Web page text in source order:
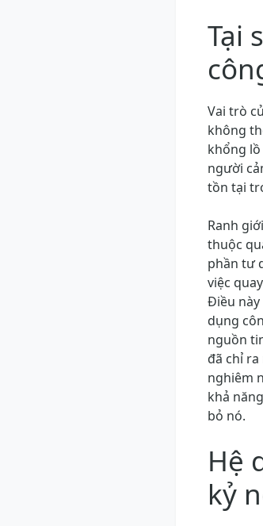
Tại
Vai trò
không
khổng
người
tồn tại
Ranh
thuộc
phần tư
việc
Điều
dụng
nguồn
đã chỉ
nghiêm
khả
bỏ nó.
Hệ
kỷ